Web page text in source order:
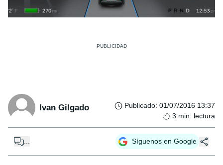
Ivan Gilgado Publicado: 01/07/2016 13:37
3 min. lectura
... Síguenos en Google